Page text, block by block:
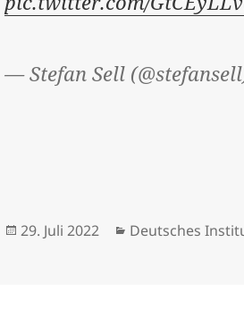
— Stefan Sell
Veröffentlicht
29. Juli 2022 Kategorien
Deutsches